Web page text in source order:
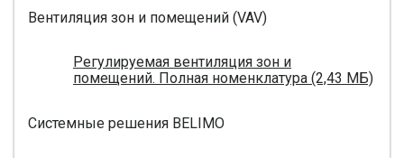
Вентиляция зон и помещений (VAV)
Регулируемая вентиляция зон и
помещений. Полная номенклатура (2,43 МБ)
Системные решения BELIMO